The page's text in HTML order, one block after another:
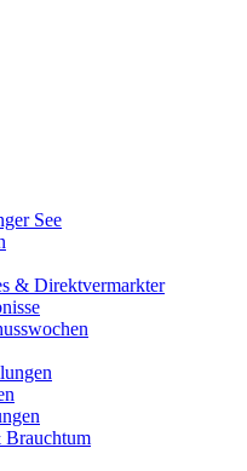
See
& Direktvermarkter